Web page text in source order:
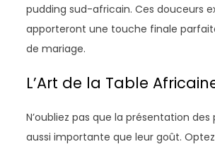
pudding sud-africain. Ces douceurs
apporteront une touche finale
de mariage.
L’Art de la Table
N’oubliez pas que la présentation
aussi importante que leur goût.